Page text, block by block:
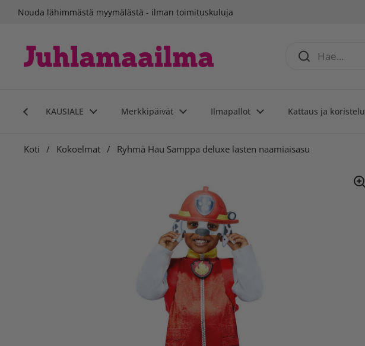
Siirry sisältöön
Nouda lähimmästä myymälästä - ilman toimituskuluja
KAUSIALE Merkkipäivät Ilmapallot Kattaus ja koristelu
Koti / Kokoelmat / Ryhmä Hau Samppa deluxe lasten naamiaisasu